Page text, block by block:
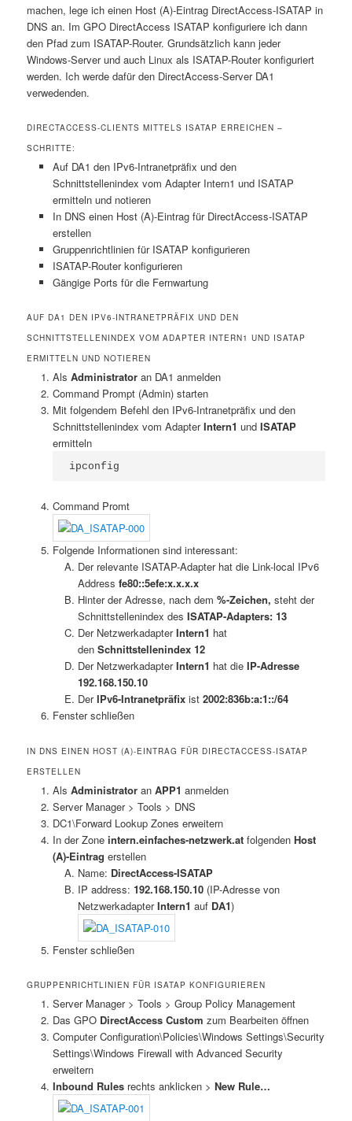
machen, lege ich einen Host (A)-Eintrag DirectAccess-ISATAP in
DNS an. Im GPO DirectAccess ISATAP konfiguriere ich dann
den Pfad zum ISATAP-Router. Grundsätzlich kann jeder
Windows-Server und auch Linux als ISATAP-Router konfiguriert
werden. Ich werde dafür den DirectAccess-Server DA1
verwedenden.
DIRECTACCESS-CLIENTS MITTELS ISATAP ERREICHEN –
SCHRITTE:
Auf DA1 den IPv6-Intranetpräfix und den
Schnittstellenindex vom Adapter Intern1 und ISATAP
ermitteln und notieren
In DNS einen Host (A)-Eintrag für DirectAccess-ISATAP
erstellen
Gruppenrichtlinien für ISATAP konfigurieren
ISATAP-Router konfigurieren
Gängige Ports für die Fernwartung
AUF DA1 DEN IPV6-INTRANETPRÄFIX UND DEN
SCHNITTSTELLENINDEX VOM ADAPTER INTERN1 UND ISATAP
ERMITTELN UND NOTIEREN
Als Administratoran DA1 anmelden
Command Prompt (Admin) starten
Mit folgendem Befehl den IPv6-Intranetpräfix und den
Schnittstellenindex vom AdapterIntern1 und ISATAP
ermitteln
ipconfig
Command Promt
Folgende Informationen sind interessant:
Der relevante ISATAP-Adapter hat die Link-local IPv6
Addressfe80::5efe:x.x.x.x
Hinter der Adresse, nach dem%-Zeichen, steht der
Schnittstellenindex desISATAP-Adapters: 13
Der NetzwerkadapterIntern1 hat
denSchnittstellenindex 12
Der NetzwerkadapterIntern1 hat dieIP-Adresse
192.168.150.10
DerIPv6-Intranetpräfix ist2002:836b:a:1::/64
Fenster schließen
IN DNS EINEN HOST (A)-EINTRAG FÜR DIRECTACCESS-ISATAP
ERSTELLEN
Als Administratoran APP1 anmelden
Server Manager > Tools > DNS
DC1\Forward Lookup Zones erweitern
In der Zone intern.einfaches-netzwerk.at folgenden Host
(A)-Eintrag erstellen
Name: DirectAccess-ISATAP
IP address:192.168.150.10 (IP-Adresse von
NetzwerkadapterIntern1 auf DA1)
Fenster schließen
GRUPPENRICHTLINIEN FÜR ISATAP KONFIGURIEREN
Server Manager > Tools > Group Policy Management
Das GPO DirectAccess Custom zum Bearbeiten öffnen
Computer Configuration\Policies\Windows Settings\Security
Settings\Windows Firewall with Advanced Security
erweitern
Inbound Rulesrechts anklicken > New Rule…